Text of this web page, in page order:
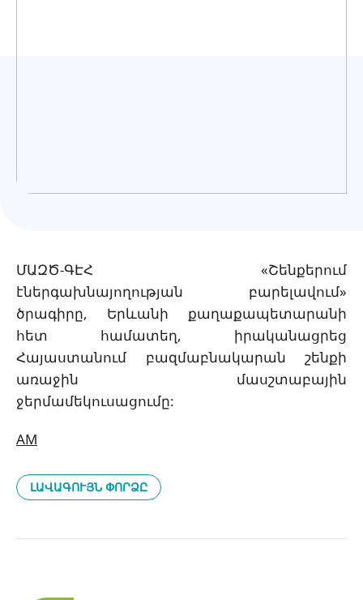
ՄԱԶԾ-ԳԷՀ «Շենքերում
էներգախնայողության բարելավում»
ծրագիրը, Երևանի քաղաքապետարանի
հետ համատեղ, իրականացրեց
Հայաստանում բազմաբնակարան շենքի
առաջին մասշտաբային
ջերմամեկուսացումը:
AM
ԼԱՎԱԳՈՒՅՆ ՓՈՐՁԸ